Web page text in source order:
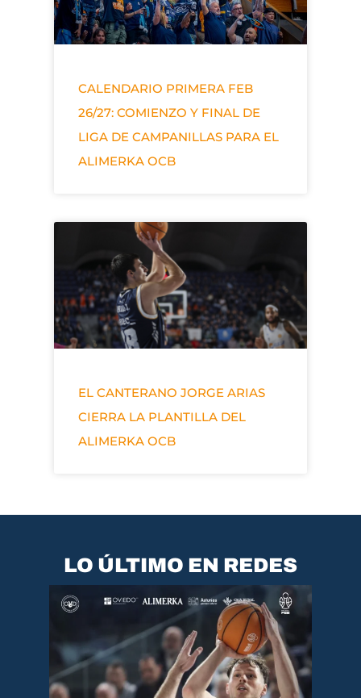
CALENDARIO PRIMERA FEB
26/27: COMIENZO Y FINAL DE
LIGA DE CAMPANILLAS PARA EL
ALIMERKA OCB
EL CANTERANO JORGE ARIAS
CIERRA LA PLANTILLA DEL
ALIMERKA OCB
LO ÚLTIMO EN REDES